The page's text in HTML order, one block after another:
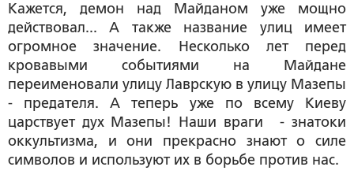
Кажется, демон над Майданом уже мощно
действовал... А также название улиц имеет
огромное значение. Несколько лет перед
кровавыми событиями на Майдане
переименовали улицу Лаврскую в улицу Мазепы
- предателя. А теперь уже по всему Киеву
царствует дух Мазепы! Наши враги - знатоки
оккультизма, и они прекрасно знают о силе
символов и используют их в борьбе против нас.